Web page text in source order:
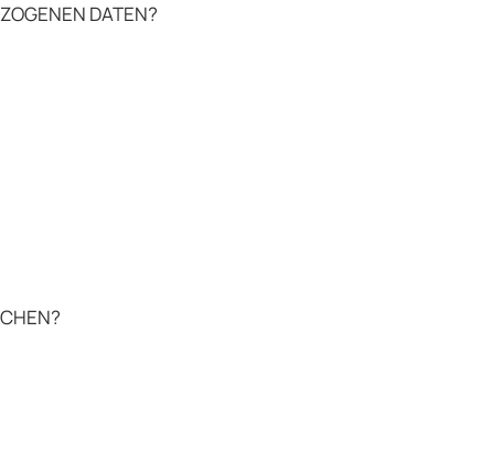
DATEN?